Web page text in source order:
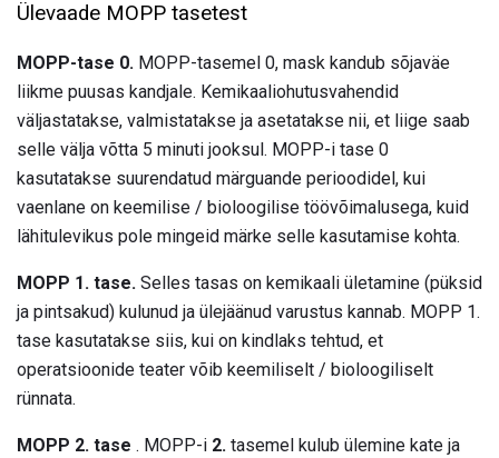
Ülevaade MOPP tasetest
MOPP-tase 0. MOPP-tasemel 0, mask kandub sõjaväe
liikme puusas kandjale. Kemikaaliohutusvahendid
väljastatakse, valmistatakse ja asetatakse nii, et liige saab
selle välja võtta 5 minuti jooksul. MOPP-i tase 0
kasutatakse suurendatud märguande perioodidel, kui
vaenlane on keemilise / bioloogilise töövõimalusega, kuid
lähitulevikus pole mingeid märke selle kasutamise kohta.
MOPP 1. tase. Selles tasas on kemikaali ületamine (püksid
ja pintsakud) kulunud ja ülejäänud varustus kannab. MOPP 1.
tase kasutatakse siis, kui on kindlaks tehtud, et
operatsioonide teater võib keemiliselt / bioloogiliselt
rünnata.
MOPP 2. tase . MOPP-i 2. tasemel kulub ülemine kate ja